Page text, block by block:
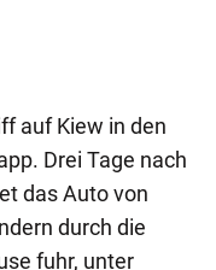
auf Kiew in den
Drei Tage nach
das Auto von
durch die
fuhr, unter